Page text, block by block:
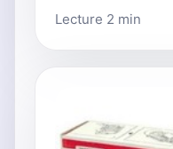
Lecture 2 min